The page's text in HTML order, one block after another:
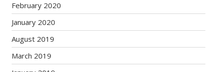
February 2020
January 2020
August 2019
March 2019